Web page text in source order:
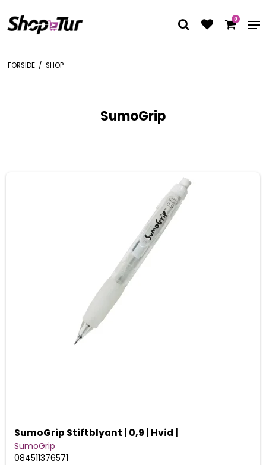
0
FORSIDE / SHOP
SumoGrip
SumoGrip Stiftblyant | 0,9 | Hvid |
SumoGrip
084511376571